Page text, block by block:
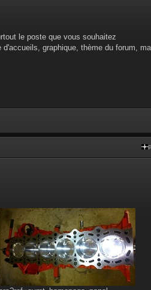
le poste que vous souhaitez
graphique, thème du forum,